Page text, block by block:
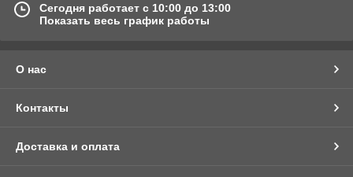
Сегодня работает с 10:00 до 13:00
Показать весь график работы
О нас
Контакты
Доставка и оплата